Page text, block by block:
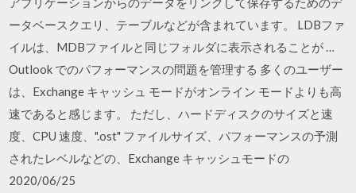
ータベースクエリ、テーブルなどが含まれています。 LDBファ
イルは、MDBファイルと同じフォルダに表示されることが …
Outlook でのパフォーマンスの問題を管理する 多くのユーザー
は、Exchange キャッシュ モードがオンライン モードよりも高
速であると感じます。 ただし、ハードディスクのサイズと速
度、CPU 速度、".ost" ファイルサイズ、パフォーマンスの予測
されたレベルなどの、Exchange キャッシュモードの
2020/06/25